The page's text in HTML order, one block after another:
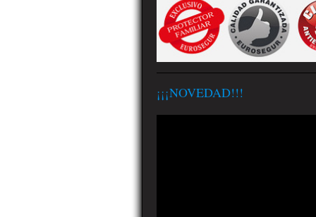
¡¡¡NOVEDAD!!!